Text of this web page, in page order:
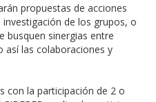
propuestas de acciones
de los grupos, o
busquen sinergias entre
así las colaboraciones y
con la participación de 2 o